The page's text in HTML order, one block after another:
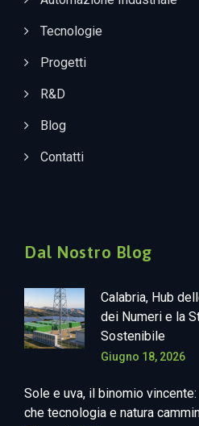
Tecnologie
Progetti
R&D
Blog
Contatti
Dal Nostro Blog
Calabria, Hub
dei Numeri e la
Sostenibile
Giugno 18, 2026
Sole e uva, il binomio
che tecnologia e natura